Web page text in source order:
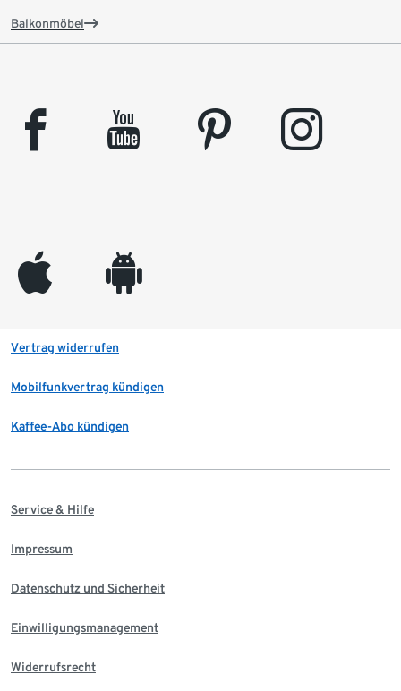
Balkonmöbel
facebook youtube pinterest instagram
appleinc android
Vertrag widerrufen
Mobilfunkvertrag kündigen
Kaffee-Abo kündigen
Service & Hilfe
Impressum
Datenschutz und Sicherheit
Einwilligungsmanagement
Widerrufsrecht